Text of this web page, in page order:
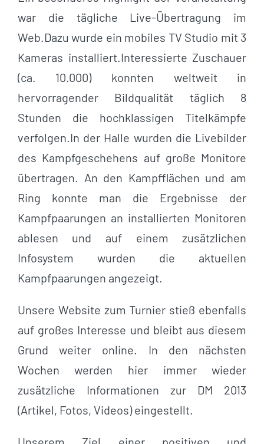
war die tägliche Live-Übertragung im
Web.Dazu wurde ein mobiles TV Studio mit 3
Kameras installiert.Interessierte Zuschauer
(ca. 10.000) konnten weltweit in
hervorragender Bildqualität täglich 8
Stunden die hochklassigen Titelkämpfe
verfolgen.In der Halle wurden die Livebilder
des Kampfgeschehens auf große Monitore
übertragen. An den Kampfflächen und am
Ring konnte man die Ergebnisse der
Kampfpaarungen an installierten Monitoren
ablesen und auf einem zusätzlichen
Infosystem wurden die aktuellen
Kampfpaarungen angezeigt.
Unsere Website zum Turnier stieß ebenfalls
auf großes Interesse und bleibt aus diesem
Grund weiter online. In den nächsten
Wochen werden hier immer wieder
zusätzliche Informationen zur DM 2013
(Artikel, Fotos, Videos) eingestellt.